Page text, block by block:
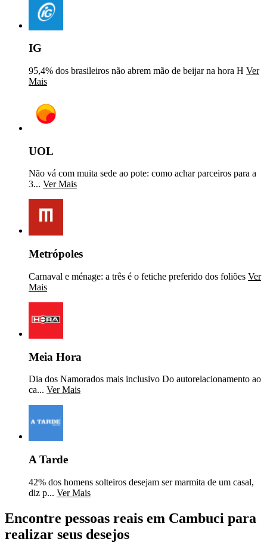
IG
95,4% dos brasileiros não abrem mão de beijar na hora H Ver
Mais
UOL
Não vá com muita sede ao pote: como achar parceiros para a
3... Ver Mais
Metrópoles
Carnaval e ménage: a três é o fetiche preferido dos foliões Ver
Mais
Meia Hora
Dia dos Namorados mais inclusivo Do autorelacionamento ao
ca... Ver Mais
A Tarde
42% dos homens solteiros desejam ser marmita de um casal,
diz p... Ver Mais
Encontre pessoas reais em Cambuci para
realizar seus desejos